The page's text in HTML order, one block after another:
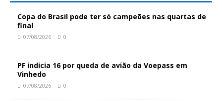
Copa do Brasil pode ter só campeões nas quartas de
final
07/08/2026 0
PF indicia 16 por queda de avião da Voepass em
Vinhedo
07/08/2026 0